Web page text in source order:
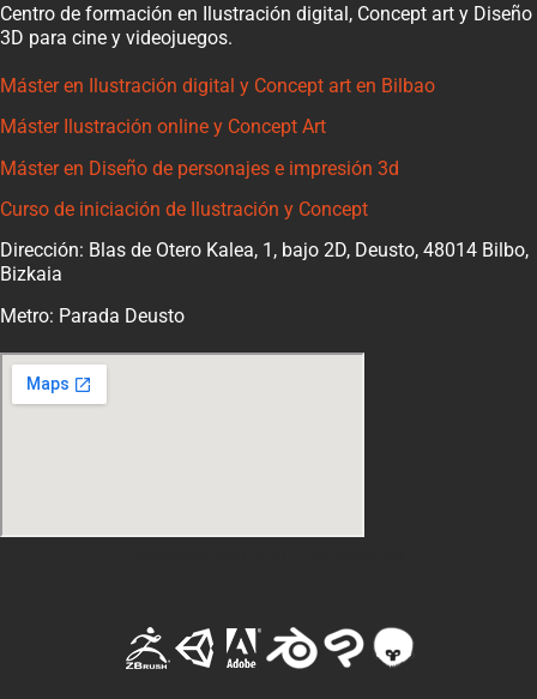
Centro de formación en Ilustración digital, Concept art y Diseño
3D para cine y videojuegos.
Máster en Ilustración digital y Concept art en Bilbao
Máster Ilustración online y Concept Art
Máster en Diseño de personajes e impresión 3d
Curso de iniciación de Ilustración y Concept
Dirección: Blas de Otero Kalea, 1, bajo 2D, Deusto, 48014 Bilbo,
Bizkaia
Metro: Parada Deusto